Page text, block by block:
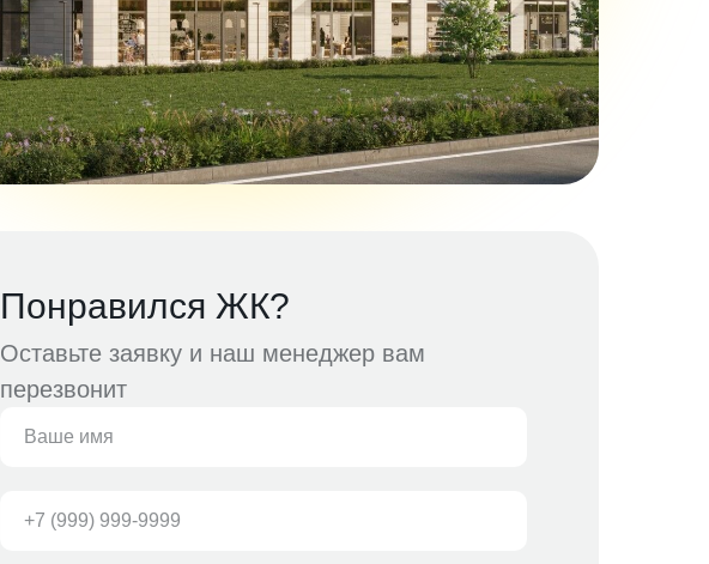
Оставьте заявку и наш менеджер вам
перезвонит
Понравился ЖК?